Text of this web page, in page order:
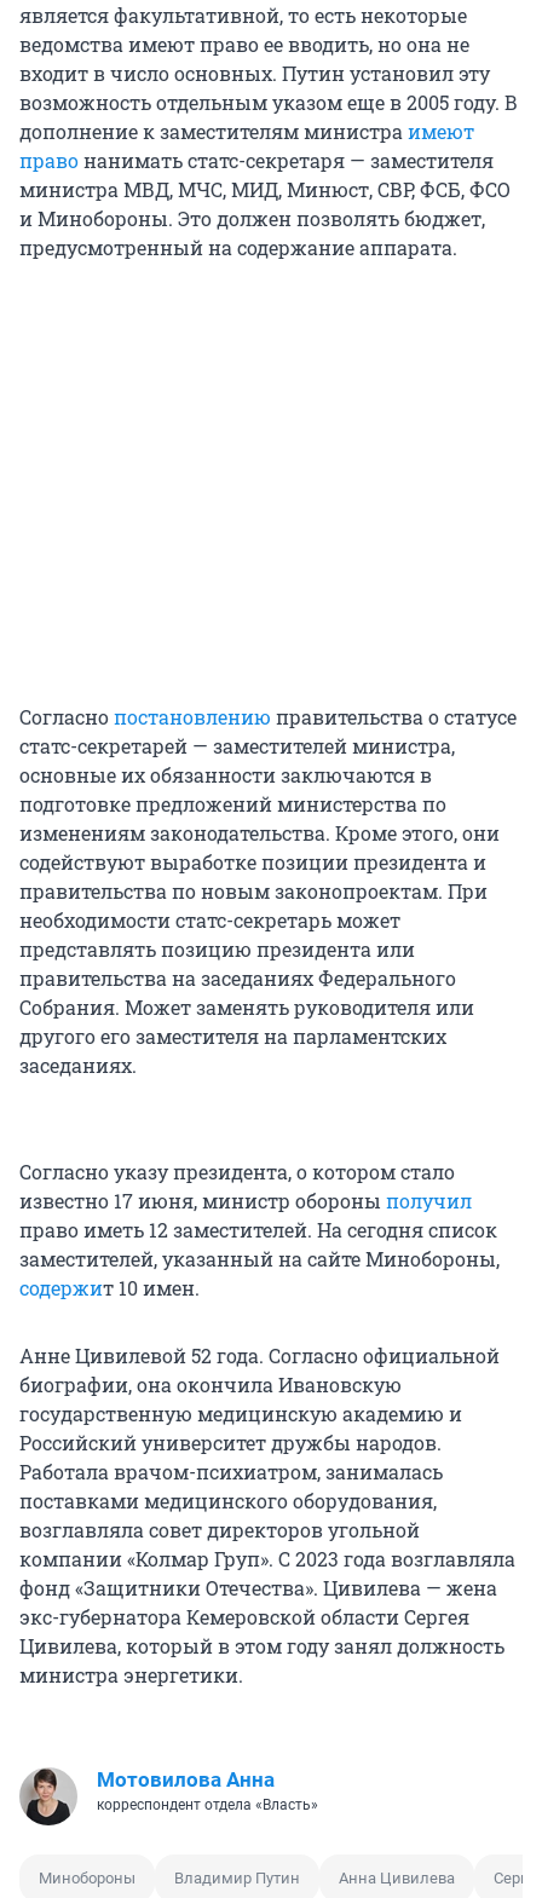
является факультативной, то есть некоторые
ведомства имеют право ее вводить, но она не
входит в число основных. Путин установил эту
возможность отдельным указом еще в 2005 году. В
дополнение к заместителям министра имеют
правонанимать статс-секретаря — заместителя
министра МВД, МЧС, МИД, Минюст, СВР, ФСБ, ФСО
и Минобороны. Это должен позволять бюджет,
предусмотренный на содержание аппарата.
Согласнопостановлению правительства о статусе
статс-секретарей — заместителей министра,
основные их обязанности заключаются в
подготовке предложений министерства по
изменениям законодательства. Кроме этого, они
содействуют выработке позиции президента и
правительства по новым законопроектам. При
необходимости статс-секретарь может
представлять позицию президента или
правительства на заседаниях Федерального
Собрания. Может заменять руководителя или
другого его заместителя на парламентских
заседаниях.
Согласно указу президента, о котором стало
известно 17 июня, министр обороны получил
право иметь 12 заместителей. На сегодня список
заместителей, указанный на сайте Минобороны,
содержит 10 имен.
Анне Цивилевой 52 года. Согласно официальной
биографии, она окончила Ивановскую
государственную медицинскую академию и
Российский университет дружбы народов.
Работала врачом-психиатром, занималась
поставками медицинского оборудования,
возглавляла совет директоров угольной
компании «Колмар Груп». С 2023 года возглавляла
фонд «Защитники Отечества». Цивилева — жена
экс-губернатора Кемеровской области Сергея
Цивилева, который в этом году занял должность
министра энергетики.
Мотовилова Анна
корреспондент отдела «Власть»
Минобороны Владимир Путин Анна Цивилева